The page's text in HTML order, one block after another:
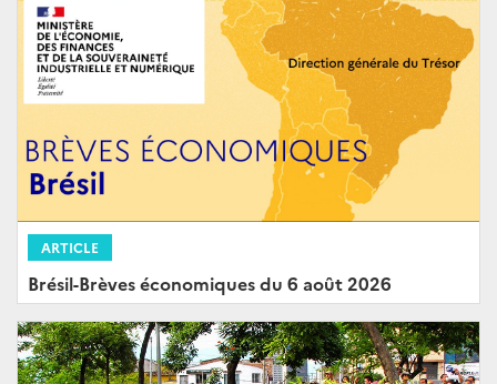
ARTICLE
Brésil-Brèves économiques du 6 août 2026